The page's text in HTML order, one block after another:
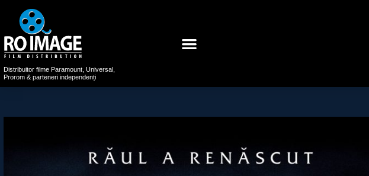
Distribuitor filme Paramount, Universal,
Prorom & parteneri independenți